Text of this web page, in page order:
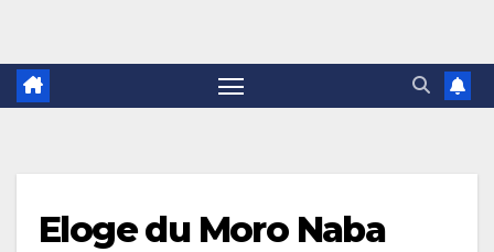
Eloge du Moro Naba